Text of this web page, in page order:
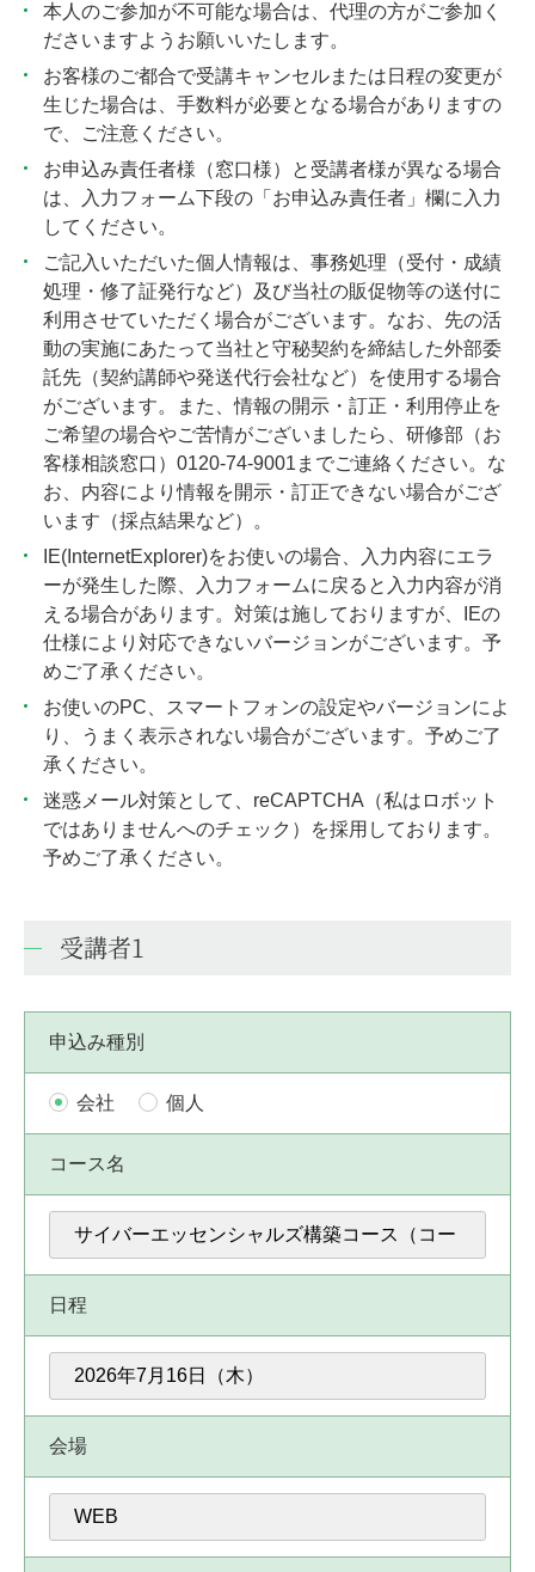
本人のご参加が不可能な場合は、代理の方がご参加く
ださいますようお願いいたします。
お客様のご都合で受講キャンセルまたは日程の変更が
生じた場合は、手数料が必要となる場合がありますの
で、ご注意ください。
お申込み責任者様（窓口様）と受講者様が異なる場合
は、入力フォーム下段の「お申込み責任者」欄に入力
してください。
ご記入いただいた個人情報は、事務処理（受付・成績
処理・修了証発行など）及び当社の販促物等の送付に
利用させていただく場合がございます。なお、先の活
動の実施にあたって当社と守秘契約を締結した外部委
託先（契約講師や発送代行会社など）を使用する場合
がございます。また、情報の開示・訂正・利用停止を
ご希望の場合やご苦情がございましたら、研修部（お
客様相談窓口）0120-74-9001までご連絡ください。な
お、内容により情報を開示・訂正できない場合がござ
います（採点結果など）。
IE(InternetExplorer)をお使いの場合、入力内容にエラ
ーが発生した際、入力フォームに戻ると入力内容が消
える場合があります。対策は施しておりますが、IEの
仕様により対応できないバージョンがございます。予
めご了承ください。
お使いのPC、スマートフォンの設定やバージョンによ
り、うまく表示されない場合がございます。予めご了
承ください。
迷惑メール対策として、reCAPTCHA（私はロボット
ではありませんへのチェック）を採用しております。
予めご了承ください。
受講者1
申込み種別
会社 個人
コース名
日程
会場